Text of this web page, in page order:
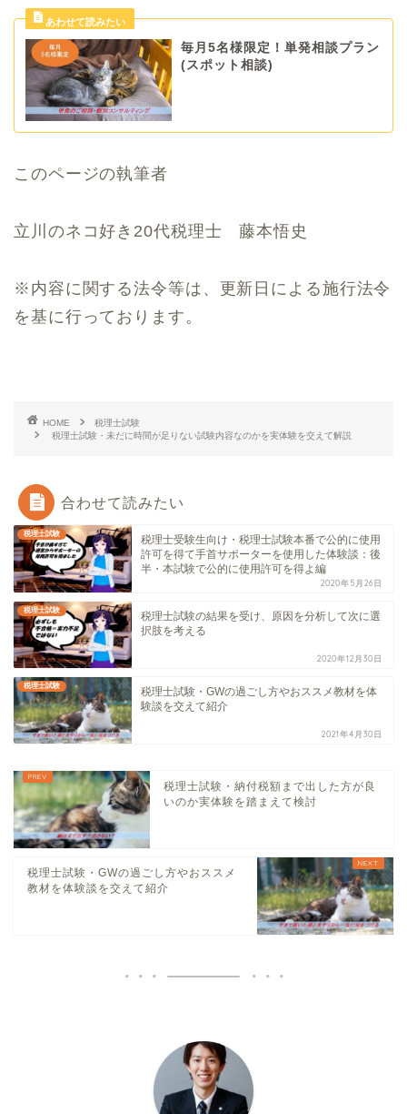
毎月5名様限定！単発相談プラン
(スポット相談)
このページの執筆者
立川のネコ好き20代税理士 藤本悟史
※内容に関する法令等は、更新日による施行法令
を基に行っております。
HOME
税理士試験
税理士試験・未だに時間が足りない試験内容なのかを実体験を交えて解説
合わせて読みたい
税理士試験
税理士受験生向け・税理士試験本番で公的に使用
許可を得て手首サポーターを使用した体験談：後
半・本試験で公的に使用許可を得よ編
2020年5月26日
税理士試験
税理士試験の結果を受け、原因を分析して次に選
択肢を考える
2020年12月30日
税理士試験
税理士試験・GWの過ごし方やおススメ教材を体
験談を交えて紹介
2021年4月30日
税理士試験・納付税額まで出した方が良
いのか実体験を踏まえて検討
税理士試験・GWの過ごし方やおススメ
教材を体験談を交えて紹介